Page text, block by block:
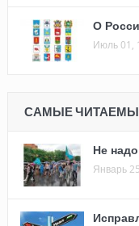
О
Июль 01,
САМЫЕ
Не
Январь